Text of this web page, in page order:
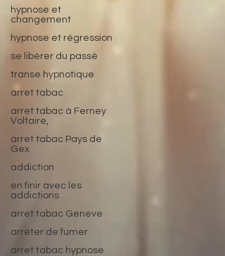
hypnose et
changement
hypnose et régression
se libérer du passé
transe hypnotique
arret tabac
arret tabac à Ferney
Voltaire,
arret tabac Pays de
Gex
addiction
en finir avec les
addictions
arret tabac Geneve
arreter de fumer
arret tabac hypnose